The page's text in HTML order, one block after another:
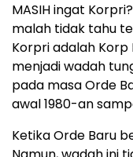
MASIH ingat
malah tidak tahu
Korpri adalah Korp
menjadi wadah
pada masa Orde
awal 1980-an
Ketika Orde Baru